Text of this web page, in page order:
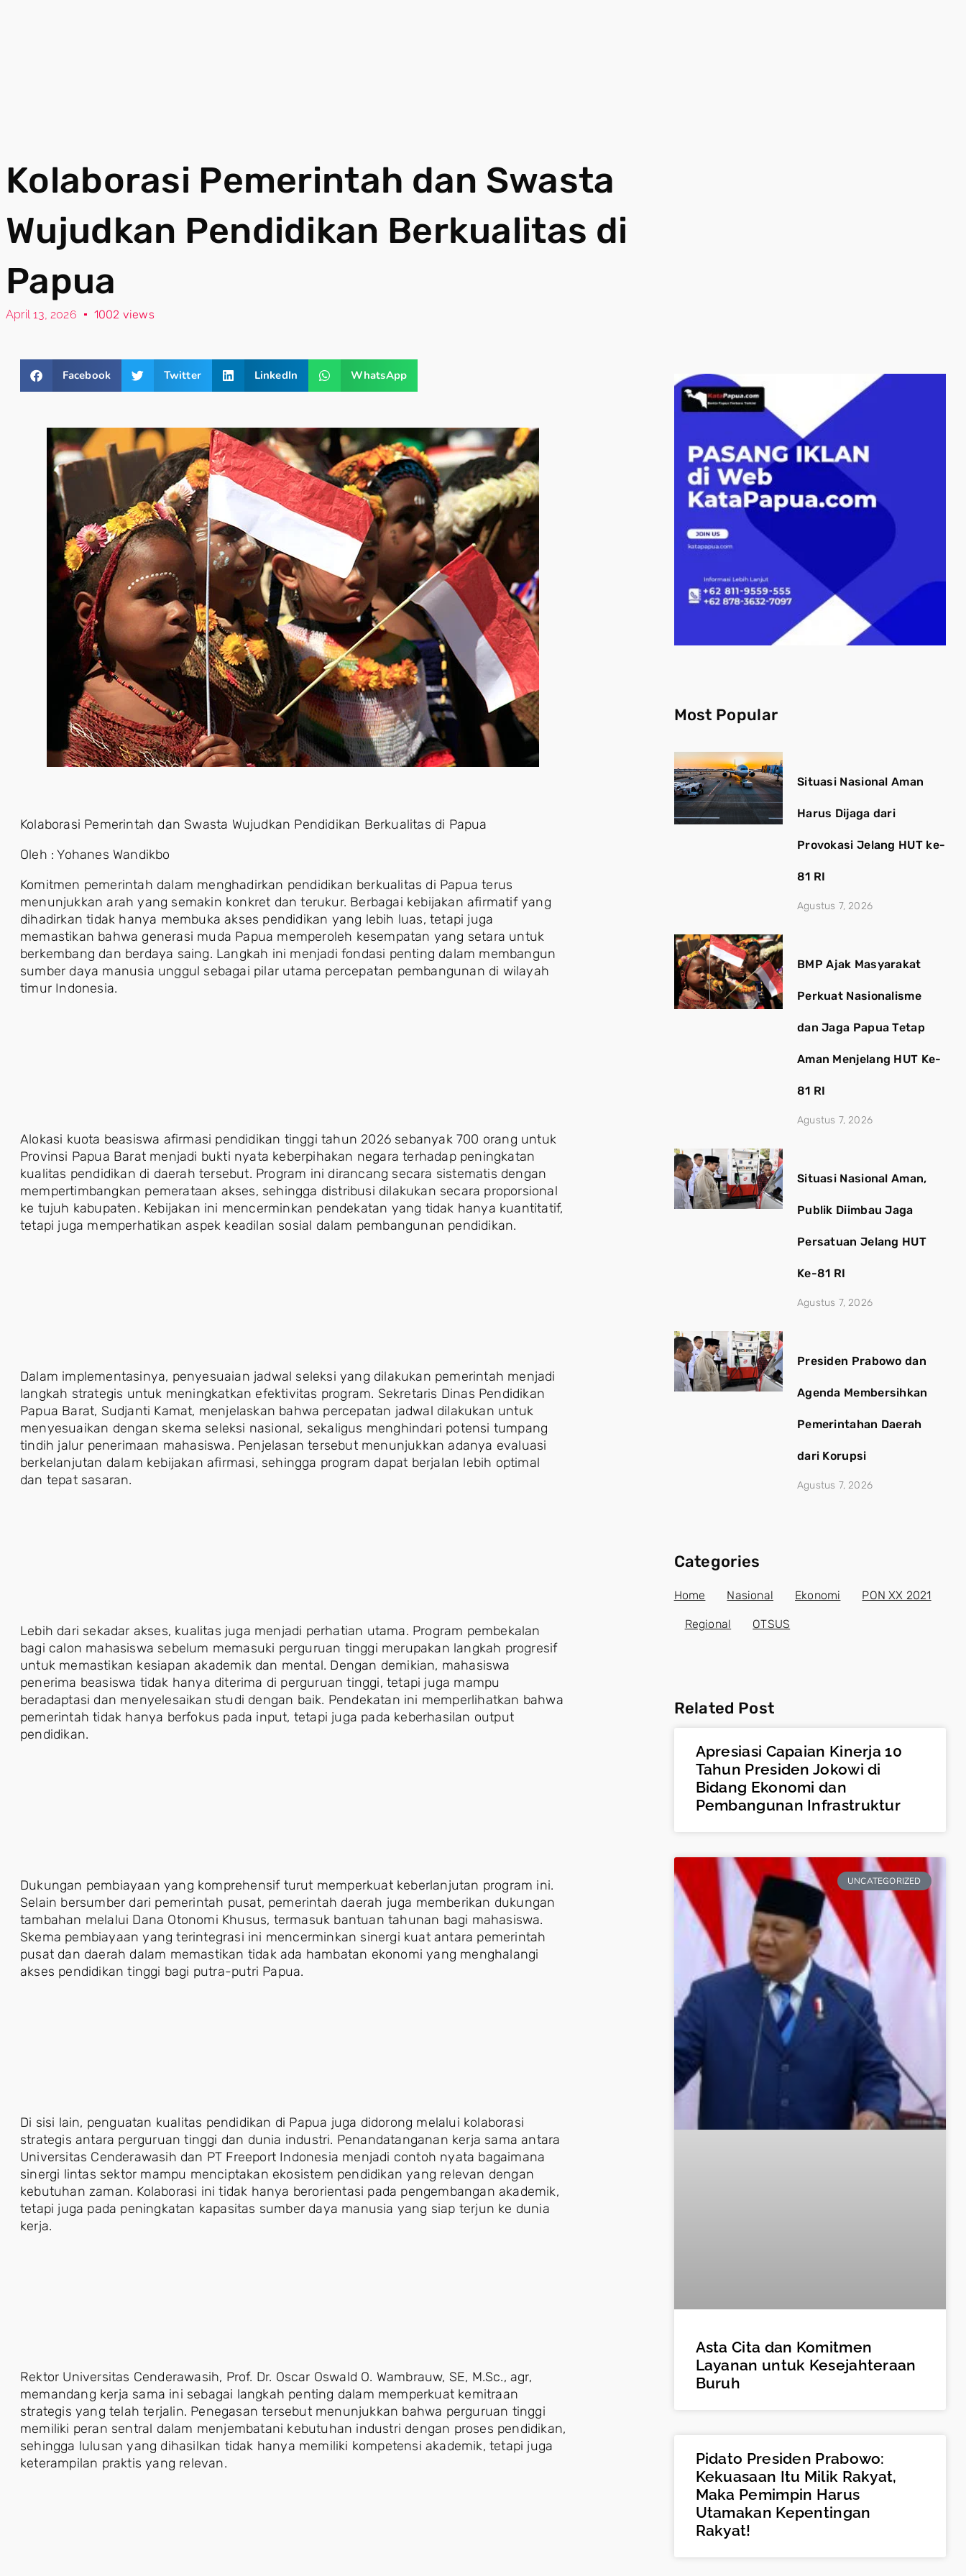
Kolaborasi Pemerintah dan Swasta
Wujudkan Pendidikan Berkualitas di
Papua
April 13, 2026 1002 views
Facebook Twitter LinkedIn WhatsApp
Kolaborasi Pemerintah dan Swasta Wujudkan Pendidikan Berkualitas di Papua
Oleh : Yohanes Wandikbo
Komitmen pemerintah dalam menghadirkan pendidikan berkualitas di Papua terus
menunjukkan arah yang semakin konkret dan terukur. Berbagai kebijakan afirmatif yang
dihadirkan tidak hanya membuka akses pendidikan yang lebih luas, tetapi juga
memastikan bahwa generasi muda Papua memperoleh kesempatan yang setara untuk
berkembang dan berdaya saing. Langkah ini menjadi fondasi penting dalam membangun
sumber daya manusia unggul sebagai pilar utama percepatan pembangunan di wilayah
timur Indonesia.
Alokasi kuota beasiswa afirmasi pendidikan tinggi tahun 2026 sebanyak 700 orang untuk
Provinsi Papua Barat menjadi bukti nyata keberpihakan negara terhadap peningkatan
kualitas pendidikan di daerah tersebut. Program ini dirancang secara sistematis dengan
mempertimbangkan pemerataan akses, sehingga distribusi dilakukan secara proporsional
ke tujuh kabupaten. Kebijakan ini mencerminkan pendekatan yang tidak hanya kuantitatif,
tetapi juga memperhatikan aspek keadilan sosial dalam pembangunan pendidikan.
Dalam implementasinya, penyesuaian jadwal seleksi yang dilakukan pemerintah menjadi
langkah strategis untuk meningkatkan efektivitas program. Sekretaris Dinas Pendidikan
Papua Barat, Sudjanti Kamat, menjelaskan bahwa percepatan jadwal dilakukan untuk
menyesuaikan dengan skema seleksi nasional, sekaligus menghindari potensi tumpang
tindih jalur penerimaan mahasiswa. Penjelasan tersebut menunjukkan adanya evaluasi
berkelanjutan dalam kebijakan afirmasi, sehingga program dapat berjalan lebih optimal
dan tepat sasaran.
Lebih dari sekadar akses, kualitas juga menjadi perhatian utama. Program pembekalan
bagi calon mahasiswa sebelum memasuki perguruan tinggi merupakan langkah progresif
untuk memastikan kesiapan akademik dan mental. Dengan demikian, mahasiswa
penerima beasiswa tidak hanya diterima di perguruan tinggi, tetapi juga mampu
beradaptasi dan menyelesaikan studi dengan baik. Pendekatan ini memperlihatkan bahwa
pemerintah tidak hanya berfokus pada input, tetapi juga pada keberhasilan output
pendidikan.
Dukungan pembiayaan yang komprehensif turut memperkuat keberlanjutan program ini.
Selain bersumber dari pemerintah pusat, pemerintah daerah juga memberikan dukungan
tambahan melalui Dana Otonomi Khusus, termasuk bantuan tahunan bagi mahasiswa.
Skema pembiayaan yang terintegrasi ini mencerminkan sinergi kuat antara pemerintah
pusat dan daerah dalam memastikan tidak ada hambatan ekonomi yang menghalangi
akses pendidikan tinggi bagi putra-putri Papua.
Di sisi lain, penguatan kualitas pendidikan di Papua juga didorong melalui kolaborasi
strategis antara perguruan tinggi dan dunia industri. Penandatanganan kerja sama antara
Universitas Cenderawasih dan PT Freeport Indonesia menjadi contoh nyata bagaimana
sinergi lintas sektor mampu menciptakan ekosistem pendidikan yang relevan dengan
kebutuhan zaman. Kolaborasi ini tidak hanya berorientasi pada pengembangan akademik,
tetapi juga pada peningkatan kapasitas sumber daya manusia yang siap terjun ke dunia
kerja.
Rektor Universitas Cenderawasih, Prof. Dr. Oscar Oswald O. Wambrauw, SE, M.Sc., agr,
memandang kerja sama ini sebagai langkah penting dalam memperkuat kemitraan
strategis yang telah terjalin. Penegasan tersebut menunjukkan bahwa perguruan tinggi
memiliki peran sentral dalam menjembatani kebutuhan industri dengan proses pendidikan,
sehingga lulusan yang dihasilkan tidak hanya memiliki kompetensi akademik, tetapi juga
keterampilan praktis yang relevan.
Most Popular
Situasi Nasional Aman
Harus Dijaga dari
Provokasi Jelang HUT ke-
81 RI
Agustus 7, 2026
BMP Ajak Masyarakat
Perkuat Nasionalisme
dan Jaga Papua Tetap
Aman Menjelang HUT Ke-
81 RI
Agustus 7, 2026
Situasi Nasional Aman,
Publik Diimbau Jaga
Persatuan Jelang HUT
Ke-81 RI
Agustus 7, 2026
Presiden Prabowo dan
Agenda Membersihkan
Pemerintahan Daerah
dari Korupsi
Agustus 7, 2026
Categories
Home Nasional Ekonomi PON XX 2021
Regional OTSUS
Related Post
Apresiasi Capaian Kinerja 10
Tahun Presiden Jokowi di
Bidang Ekonomi dan
Pembangunan Infrastruktur
UNCATEGORIZED
Asta Cita dan Komitmen
Layanan untuk Kesejahteraan
Buruh
Pidato Presiden Prabowo:
Kekuasaan Itu Milik Rakyat,
Maka Pemimpin Harus
Utamakan Kepentingan
Rakyat!